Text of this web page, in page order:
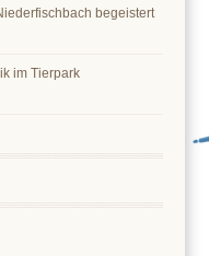
begeistert
im Tierpark